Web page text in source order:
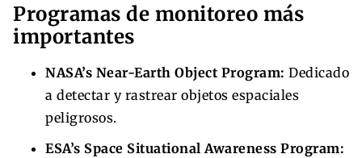
Programas de monitoreo más
importantes
NASA’s Near-Earth Object Program: Dedicado
a detectar y rastrear objetos espaciales
peligrosos.
ESA’s Space Situational Awareness Program: